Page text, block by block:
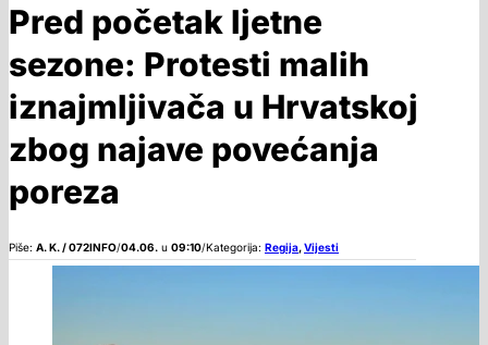
Pred početak ljetne
sezone: Protesti malih
iznajmljivača u Hrvatskoj
zbog najave povećanja
poreza
Piše: A. K. / 072INFO/04.06. u 09:10/Kategorija: Regija,Vijesti